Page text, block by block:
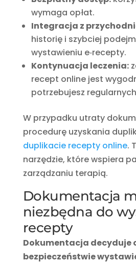
wymaga opłat.
Integracja z
historię i szybciej
wystawieniu e‑recepty.
Kontynuacja leczenia:
recept online jest
potrzebujesz
W przypadku utraty
procedurę uzyskania
duplikacie recepty online.
narzędzie, które wspiera
zarządzaniu terapią.
Dokumentacja
niezbędna do
recepty
Dokumentacja decyduje
bezpieczeństwie